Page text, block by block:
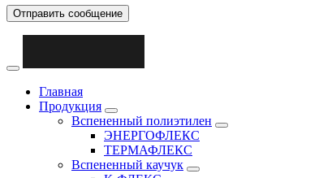
Отправить сообщение
Главная
Продукция
Вспененный полиэтилен
ЭНЕРГОФЛЕКС
ТЕРМАФЛЕКС
Вспененный каучук